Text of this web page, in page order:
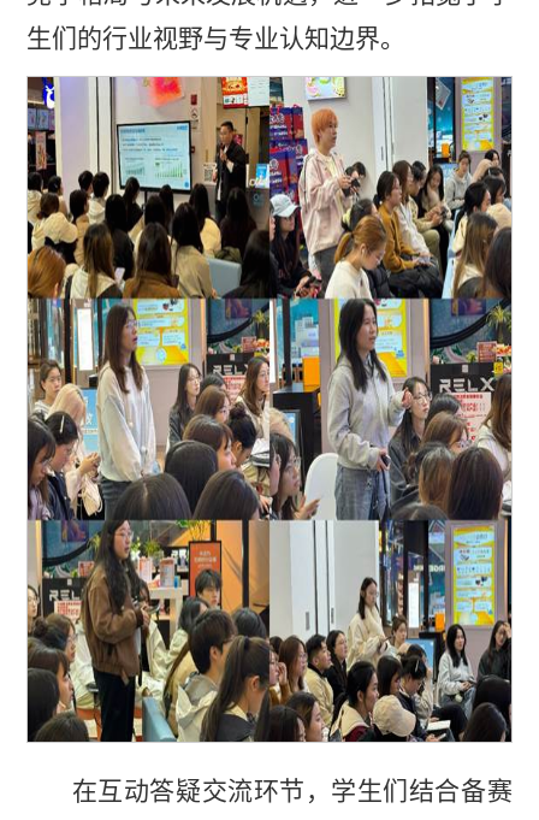
生们的行业视野与专业认知边界。
在互动答疑交流环节，学生们结合备赛